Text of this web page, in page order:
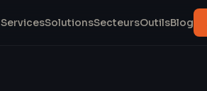
ServicesSolutionsSecteursOutilsBlog